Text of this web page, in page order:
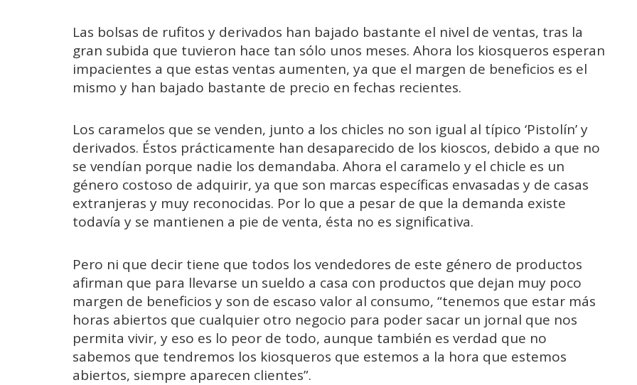
Las bolsas de rufitos y derivados han bajado bastante el nivel de ventas, tras la
gran subida que tuvieron hace tan sólo unos meses. Ahora los kiosqueros esperan
impacientes a que estas ventas aumenten, ya que el margen de beneficios es el
mismo y han bajado bastante de precio en fechas recientes.
Los caramelos que se venden, junto a los chicles no son igual al típico ‘Pistolín’ y
derivados. Éstos prácticamente han desaparecido de los kioscos, debido a que no
se vendían porque nadie los demandaba. Ahora el caramelo y el chicle es un
género costoso de adquirir, ya que son marcas específicas envasadas y de casas
extranjeras y muy reconocidas. Por lo que a pesar de que la demanda existe
todavía y se mantienen a pie de venta, ésta no es significativa.
Pero ni que decir tiene que todos los vendedores de este género de productos
afirman que para llevarse un sueldo a casa con productos que dejan muy poco
margen de beneficios y son de escaso valor al consumo, “tenemos que estar más
horas abiertos que cualquier otro negocio para poder sacar un jornal que nos
permita vivir, y eso es lo peor de todo, aunque también es verdad que no
sabemos que tendremos los kiosqueros que estemos a la hora que estemos
abiertos, siempre aparecen clientes”.